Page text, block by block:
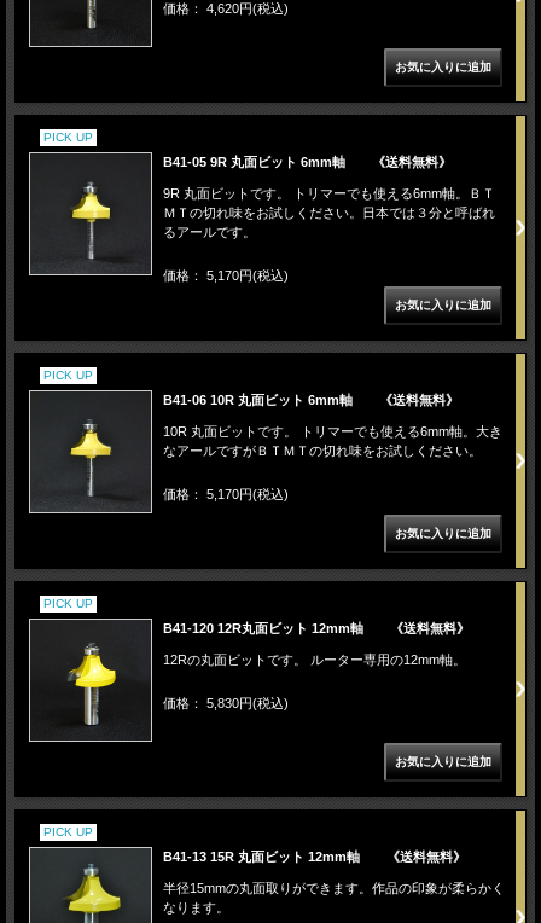
価格： 4,620円(税込)
PICK UP
B41-05 9R 丸面ビット 6mm軸 《送料無料》
9R 丸面ビットです。 トリマーでも使える6mm軸。ＢＴ
ＭＴの切れ味をお試しください。日本では３分と呼ばれ
るアールです。
価格： 5,170円(税込)
PICK UP
B41-06 10R 丸面ビット 6mm軸 《送料無料》
10R 丸面ビットです。 トリマーでも使える6mm軸。大き
なアールですがＢＴＭＴの切れ味をお試しください。
価格： 5,170円(税込)
PICK UP
B41-120 12R丸面ビット 12mm軸 《送料無料》
12Rの丸面ビットです。 ルーター専用の12mm軸。
価格： 5,830円(税込)
PICK UP
B41-13 15R 丸面ビット 12mm軸 《送料無料》
半径15mmの丸面取りができます。作品の印象が柔らかく
なります。